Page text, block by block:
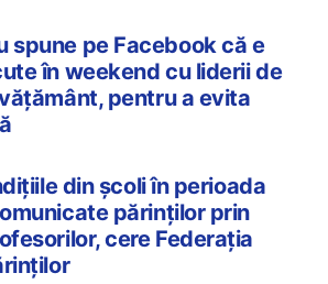
spune pe Facebook că e
în weekend cu liderii de
pentru a evita
din școli în perioada
părinților prin
cere Federația